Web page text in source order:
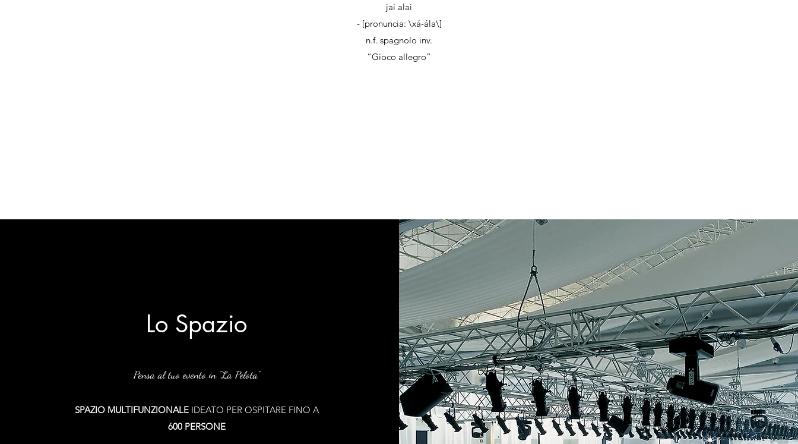
jai alai
- [pronuncia: \xá-ála\]
n.f. spagnolo inv.
“Gioco allegro”
Lo Spazio
Pensa al tuo evento in "La Pelota"
SPAZIO MULTIFUNZIONALEIDEATO PER OSPITARE FINO A
600 PERSONE